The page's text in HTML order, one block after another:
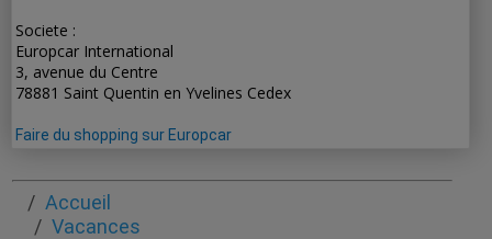
Societe :
Europcar International
3, avenue du Centre
78881 Saint Quentin en Yvelines Cedex
Faire du shopping sur Europcar
Accueil
Vacances